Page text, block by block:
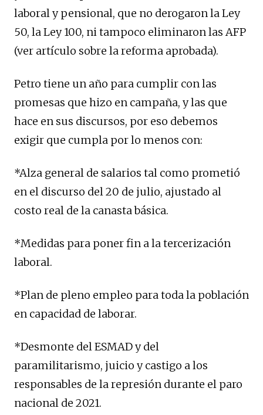
laboral y pensional, que no derogaron la Ley
50, la Ley 100, ni tampoco eliminaron las AFP
(ver artículo sobre la reforma aprobada).
Petro tiene un año para cumplir con las
promesas que hizo en campaña, y las que
hace en sus discursos, por eso debemos
exigir que cumpla por lo menos con:
*Alza general de salarios tal como prometió
en el discurso del 20 de julio, ajustado al
costo real de la canasta básica.
*Medidas para poner fin a la tercerización
laboral.
*Plan de pleno empleo para toda la población
en capacidad de laborar.
*Desmonte del ESMAD y del
paramilitarismo, juicio y castigo a los
responsables de la represión durante el paro
nacional de 2021.